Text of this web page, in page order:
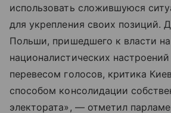
использовать сложившуюся
для укрепления своих позиций.
Польши, пришедшего к власти
националистических
перевесом голосов, критика
способом консолидации
электората», — отметил